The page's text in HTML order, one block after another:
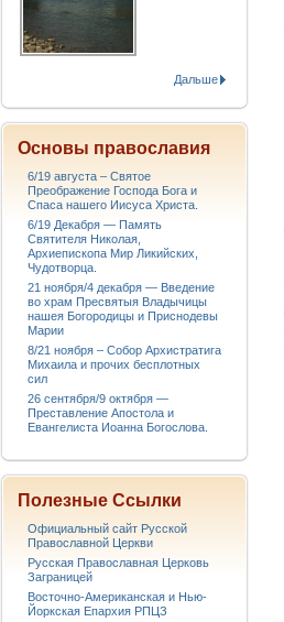
Дальше
Основы православия
6/19 августа – Святое
Преображение Господа Бога и
Спаса нашего Иисуса Христа.
6/19 Декабря — Память
Святителя Николая,
Архиепископа Мир Ликийских,
Чудотворца.
21 ноября/4 декабря — Введение
во храм Пресвятыя Владычицы
нашея Богородицы и Приснодевы
Марии
8/21 ноября – Собор Архистратига
Михаила и прочих бесплотных
сил
26 сентября/9 октября —
Преставление Апостола и
Евангелиста Иоанна Богослова.
Полезные Ссылки
Официальный сайт Русской
Православной Церкви
Русская Православная Церковь
Заграницей
Восточно-Американская и Нью-
Йоркская Епархия РПЦЗ